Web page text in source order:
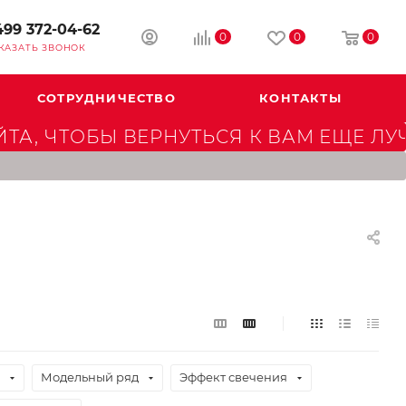
372-04-62
ЗВОНОК
0 0 0
СОТРУДНИЧЕСТВО КОНТАКТЫ
ЧТОБЫ ВЕРНУТЬСЯ К ВАМ ЕЩЕ
Модельный ряд Эффект свечения